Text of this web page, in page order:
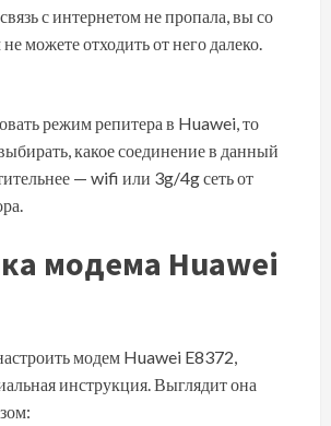
с интернетом не пропала, вы со
можете отходить от него далеко.
режим репитера в Huawei, то
какое соединение в данный
— wifi или 3g/4g сеть от
модема Huawei
модем Huawei E8372,
инструкция. Выглядит она